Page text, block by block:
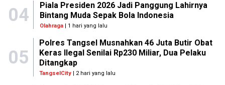
04
Piala Presiden 2026 Jadi Panggung Lahirnya
Bintang Muda Sepak Bola Indonesia
Olahraga| 1 hari yang lalu
05
Polres Tangsel Musnahkan 46 Juta Butir Obat
Keras Ilegal Senilai Rp230 Miliar, Dua Pelaku
Ditangkap
TangselCity | 2 hari yang lalu